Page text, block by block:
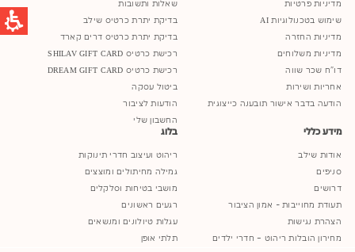
מדיניות פרטיות
שימוש בטכנולוגיות AI
מדיניות החזרה
מדיניות משלוחים
דו"ח שכר שווה
אחריות ושירות
הודעה בדבר אישור תובענה כייצוגית
שאלות ותשובות
בדיקת יתרת כרטיס שילב
בדיקת יתרת כרטיס דרים קארד
רכישת כרטיס SHILAV GIFT CARD
רכישת כרטיס DREAM GIFT CARD
ביטול עסקה
הודעות לציבור
החשבון שלי
מידע כללי
אודות שילב
סניפים
דרושים
תעודת מחוייבות - אמון הציבור
הצהרת נגישות
מחירון הובלות ריהוט – חדרי ילדים
בלוג
ריהוט ועיצוב חדרי תינוקות
גמילה מחיתולים ומוצצים
מושבי בטיחות וסלקלים
רגעים ראשונים
עגלות טיולונים ומנשאים
תלתי אופן